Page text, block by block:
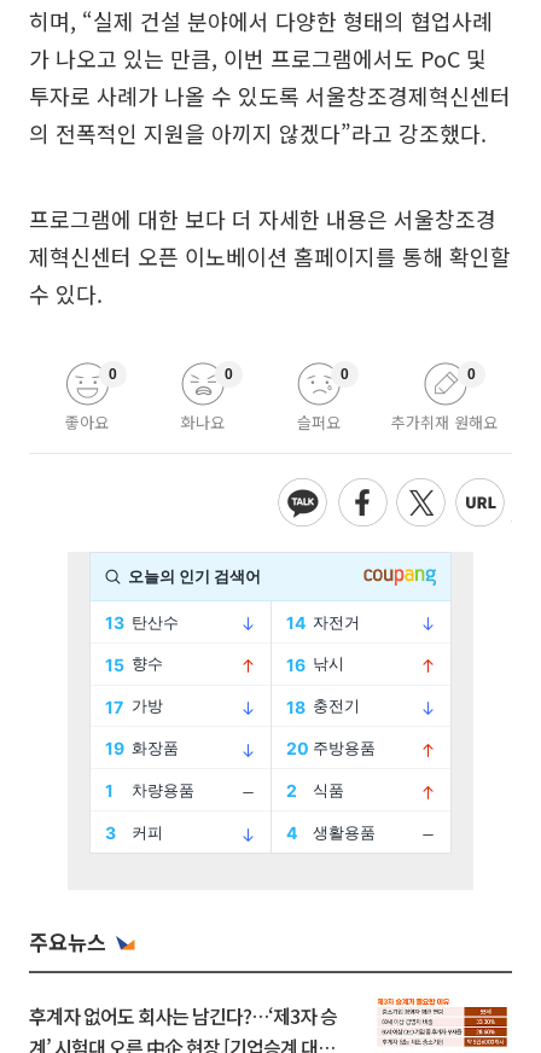
히며, “실제 건설 분야에서 다양한 형태의 협업사례
가 나오고 있는 만큼, 이번 프로그램에서도 PoC 및
투자로 사례가 나올 수 있도록 서울창조경제혁신센터
의 전폭적인 지원을 아끼지 않겠다”라고 강조했다.
프로그램에 대한 보다 더 자세한 내용은 서울창조경
제혁신센터 오픈 이노베이션 홈페이지를 통해 확인할
수 있다.
좋아요
0
화나요
0
슬퍼요
0
추가취재 원해요
0
주요뉴스
후계자 없어도 회사는 남긴다?…‘제3자 승
계’ 시험대 오른 中企 현장 [기업승계 대전